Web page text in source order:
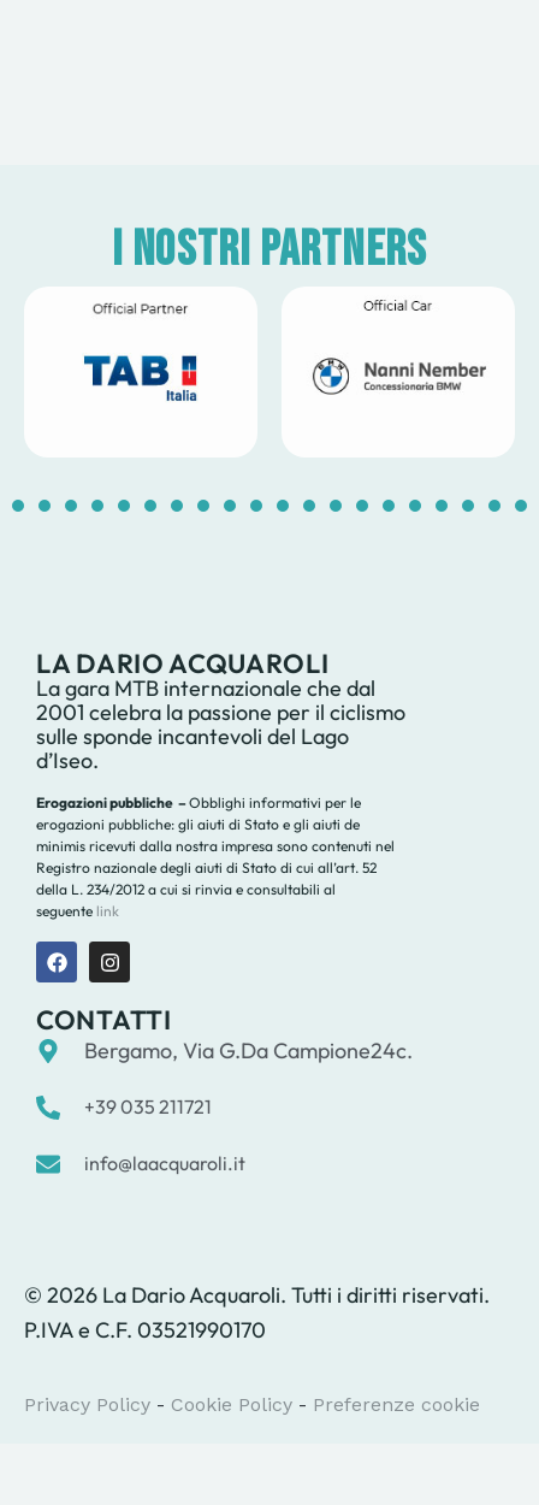
I nostri partners
1 2 3 4 5 6 7 8 9 10 11 12 13 14
LA DARIO ACQUAROLI
La gara MTB internazionale che dal
2001 celebra la passione per il ciclismo
sulle sponde incantevoli del Lago
d’Iseo.
Erogazioni pubbliche –Obblighi informativi per le
erogazioni pubbliche: gli aiuti di Stato e gli aiuti de
minimis ricevuti dalla nostra impresa sono contenuti nel
Registro nazionale degli aiuti di Stato di cui all’art. 52
della L. 234/2012 a cui si rinvia e consultabili al
seguente link
CONTATTI
Bergamo, Via G.Da Campione24c.
+39 035 211721
info@laacquaroli.it
© 2026 La Dario Acquaroli. Tutti i diritti riservati.
P.IVA e C.F. 03521990170
Privacy Policy - Cookie Policy - Preferenze cookie